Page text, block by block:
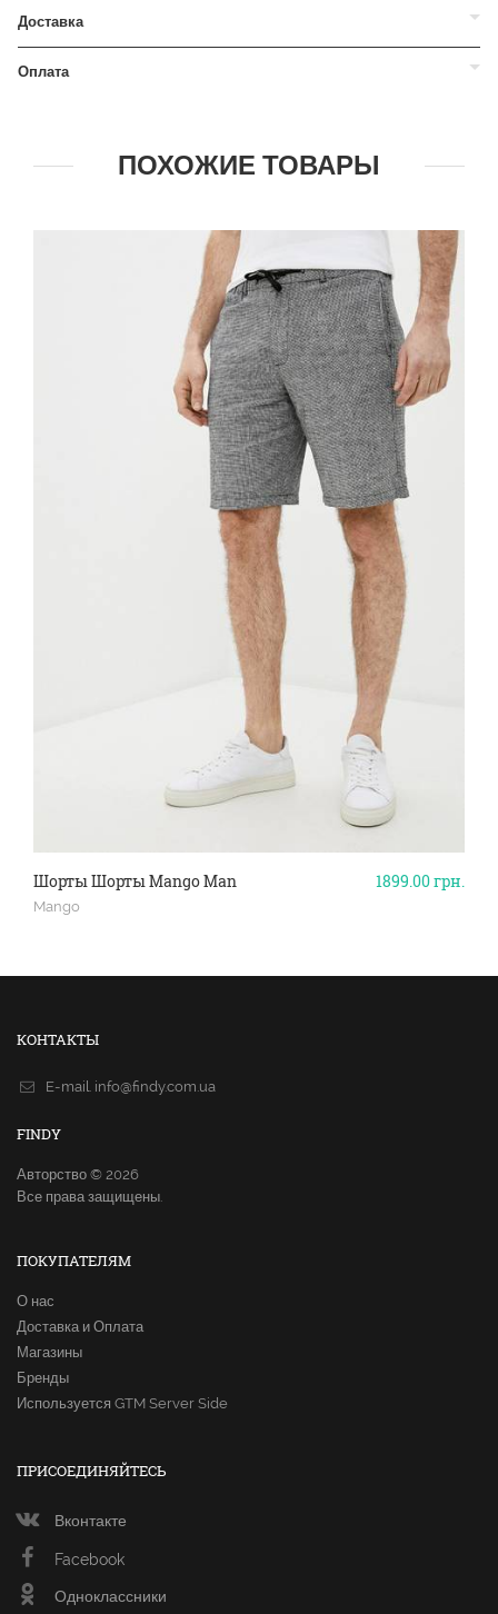
Доставка
Оплата
ПОХОЖИЕ ТОВАРЫ
1899.00грн.
Шорты Шорты Mango Man
Mango
КОНТАКТЫ
E-mail. info@findy.com.ua
FINDY
Авторство © 2026
Все права защищены.
ПОКУПАТЕЛЯМ
О нас
Доставка и Оплата
Магазины
Бренды
Используется GTM Server Side
ПРИСОЕДИНЯЙТЕСЬ
Вконтакте
Facebook
Одноклассники